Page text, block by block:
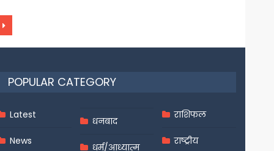
POPULAR CATEGORY
Latest
News
धनबाद
धर्म/आध्यात्म
राशिफल
राष्ट्रीय